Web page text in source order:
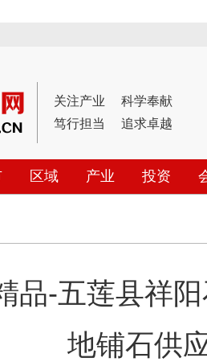
关注产业
科学奉献
笃行担当
追求卓越
区域 产业 投资
品-五莲县祥
地铺石供